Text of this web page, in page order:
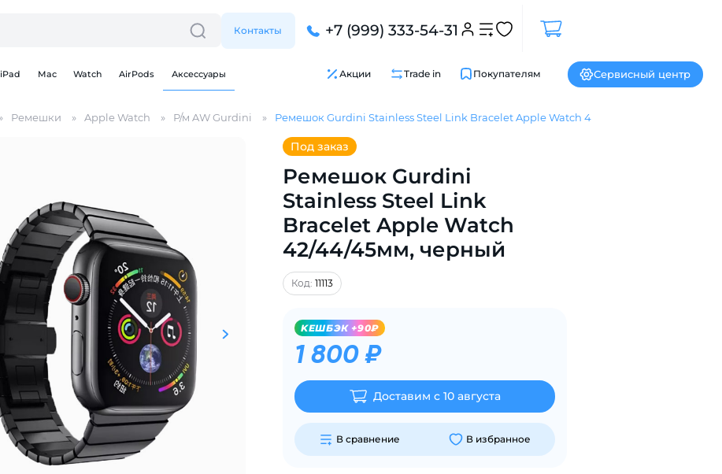
Контакты +7 (999) 333-54-31
iPad Mac Watch AirPods Аксессуары Акции Trade in Покупателям Сервисный центр
Ремешки Apple Watch Р/м AW Gurdini Ремешок Gurdini Stainless Steel Link Bracelet Apple Watch 42/44/45мм, черный
Под заказ
Ремешок Gurdini
Stainless Steel Link
Bracelet Apple Watch
42/44/45мм, черный
Код: 11113
KЕШБЭК +90₽
1 800 ₽
Доставим с 10 августа
В сравнение В избранное
Для клиентов всех банков
Разбейте оплату
на части без переплат
График платежей
Сегодня
25%